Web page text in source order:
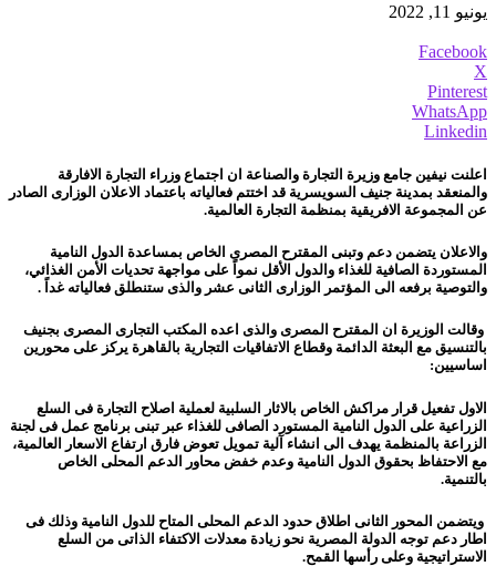
يونيو 11, 2022
Facebook
X
Pinterest
WhatsApp
Linkedin
اعلنت نيفين جامع وزيرة التجارة والصناعة ان اجتماع وزراء التجارة الافارقة
والمنعقد بمدينة جنيف السويسرية قد اختتم فعالياته باعتماد الاعلان الوزارى الصادر
عن المجموعة الافريقية بمنظمة التجارة العالمية.
والاعلان يتضمن دعم وتبنى المقترح المصرى الخاص بمساعدة الدول النامية
المستوردة الصافية للغذاء والدول الأقل نمواً على مواجهة تحديات الأمن الغذائي،
والتوصية برفعه الى المؤتمر الوزارى الثانى عشر والذى ستنطلق فعالياته غداً .
وقالت الوزيرة ان المقترح المصرى والذى اعده المكتب التجارى المصرى بجنيف
بالتنسيق مع البعثة الدائمة وقطاع الاتفاقيات التجارية بالقاهرة يركز على محورين
اساسيين:
الاول تفعيل قرار مراكش الخاص بالاثار السلبية لعملية اصلاح التجارة فى السلع
الزراعية على الدول النامية المستورد الصافى للغذاء عبر تبنى برنامج عمل فى لجنة
الزراعة بالمنظمة يهدف الى انشاء آلية تمويل تعوض فارق ارتفاع الاسعار العالمية،
مع الاحتفاظ بحقوق الدول النامية وعدم خفض محاور الدعم المحلى الخاص
بالتنمية.
ويتضمن المحور الثانى اطلاق حدود الدعم المحلى المتاح للدول النامية وذلك فى
اطار دعم توجه الدولة المصرية نحو زيادة معدلات الاكتفاء الذاتى من السلع
الاستراتيجية وعلى رأسها القمح.